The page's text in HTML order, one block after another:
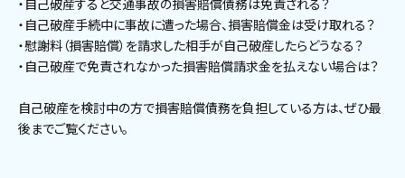
・自己破産すると交通事故の損害賠償債務は免責される？
・自己破産手続中に事故に遭った場合、損害賠償金は受け取れる？
・慰謝料（損害賠償）を請求した相手が自己破産したらどうなる？
・自己破産で免責されなかった損害賠償請求金を払えない場合は？
自己破産を検討中の方で損害賠償債務を負担している方は、ぜひ最
後までご覧ください。